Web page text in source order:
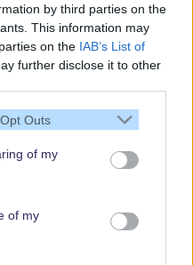
by third parties on the
This information may
on the IAB’s List of
further disclose it to other
Outs
of my
of my